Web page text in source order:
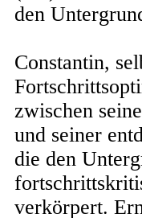
den
Constantin,
zwischen
und seiner
die den
verkörpert.